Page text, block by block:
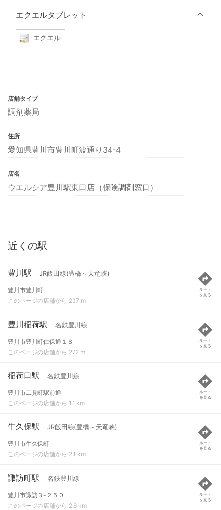
エクエルタブレット
エクエル
店舗タイプ
調剤薬局
住所
愛知県豊川市豊川町波通り34-4
店名
ウエルシア豊川駅東口店（保険調剤窓口）
近くの駅
豊川駅 JR飯田線(豊橋～天竜峡)
豊川市豊川町
このページの店舗から 237 m
ルート
を見る
豊川稲荷駅 名鉄豊川線
豊川市豊川町仁保通１８
このページの店舗から 272 m
ルート
を見る
稲荷口駅 名鉄豊川線
豊川市二見町駅前通
このページの店舗から 1.1 km
ルート
を見る
牛久保駅 JR飯田線(豊橋～天竜峡)
豊川市牛久保町
このページの店舗から 2.1 km
ルート
を見る
諏訪町駅 名鉄豊川線
豊川市諏訪３-２５０
このページの店舗から 2.6 km
ルート
を見る